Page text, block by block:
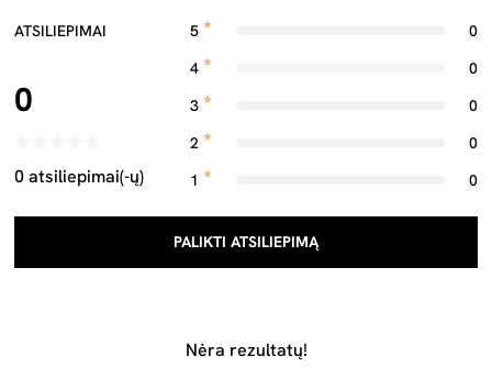
ATSILIEPIMAI
0
0 atsiliepimai(-ų)
5
0
4
0
3
0
2
0
1
0
PALIKTI ATSILIEPIMĄ
Nėra rezultatų!